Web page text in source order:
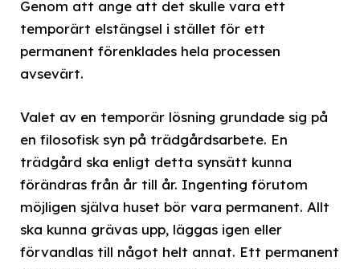
Genom att ange att det skulle vara ett
temporärt elstängsel i stället för ett
permanent förenklades hela processen
avsevärt.
Valet av en temporär lösning grundade sig på
en filosofisk syn på trädgårdsarbete. En
trädgård ska enligt detta synsätt kunna
förändras från år till år. Ingenting förutom
möjligen själva huset bör vara permanent. Allt
ska kunna grävas upp, läggas igen eller
förvandlas till något helt annat. Ett permanent